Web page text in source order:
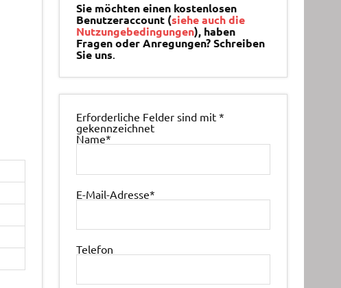
Sie möchten einen kostenlosen
Benutzeraccount (siehe auch die
Nutzungebedingungen), haben
Fragen oder Anregungen? Schreiben
Sie uns.
Erforderliche Felder sind mit*
gekennzeichnet
Name*
E-Mail-Adresse*
Telefon